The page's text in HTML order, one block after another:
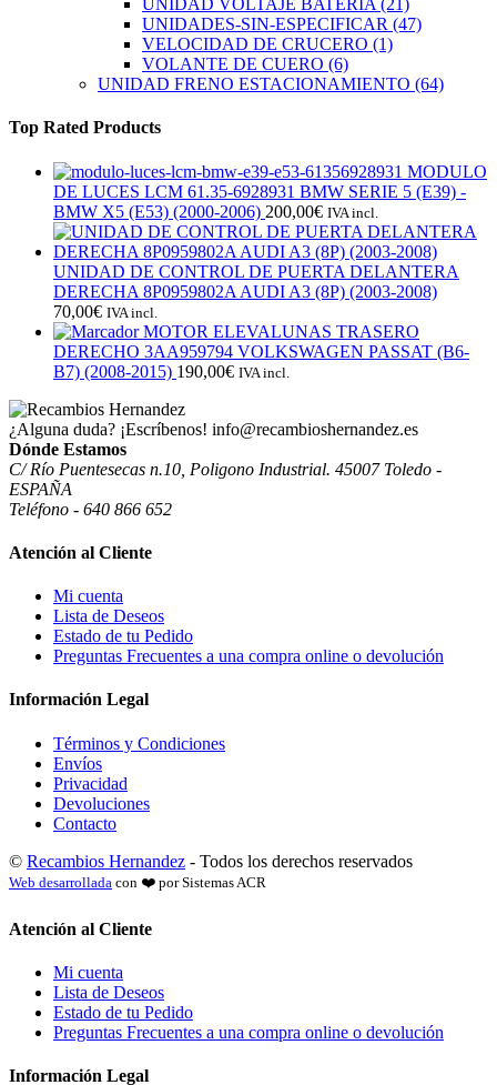
UNIDAD VOLTAJE BATERIA (21)
UNIDADES-SIN-ESPECIFICAR (47)
VELOCIDAD DE CRUCERO (1)
VOLANTE DE CUERO (6)
UNIDAD FRENO ESTACIONAMIENTO (64)
Top Rated Products
MODULO
DE LUCES LCM 61.35-6928931 BMW SERIE 5 (E39) -
BMW X5 (E53) (2000-2006) 200,00€ IVA incl.
UNIDAD DE CONTROL DE PUERTA DELANTERA
DERECHA 8P0959802A AUDI A3 (8P) (2003-2008)
70,00€ IVA incl.
MOTOR ELEVALUNAS TRASERO
DERECHO 3AA959794 VOLKSWAGEN PASSAT (B6-
B7) (2008-2015) 190,00€ IVA incl.
¿Alguna duda? ¡Escríbenos! info@recambioshernandez.es
Dónde Estamos
C/ Río Puentesecas n.10, Poligono Industrial. 45007 Toledo -
ESPAÑA
Teléfono - 640 866 652
Atención al Cliente
Mi cuenta
Lista de Deseos
Estado de tu Pedido
Preguntas Frecuentes a una compra online o devolución
Información Legal
Términos y Condiciones
Envíos
Privacidad
Devoluciones
Contacto
© Recambios Hernandez - Todos los derechos reservados
Web desarrollada con ❤️ por Sistemas ACR
Atención al Cliente
Mi cuenta
Lista de Deseos
Estado de tu Pedido
Preguntas Frecuentes a una compra online o devolución
Información Legal